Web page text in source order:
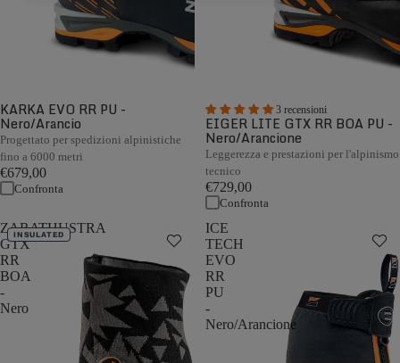
KARKA EVO RR PU -
Nero/Arancio
Progettato per spedizioni alpinistiche
fino a 6000 metri
€679,00
Confronta
3 recensioni
EIGER LITE GTX RR BOA PU -
Nero/Arancione
Leggerezza e prestazioni per l'alpinismo
tecnico
€729,00
Confronta
ZARATHUSTRA
GTX
RR
BOA
-
Nero
INSULATED
ICE
TECH
EVO
RR
PU
-
Nero/Arancione